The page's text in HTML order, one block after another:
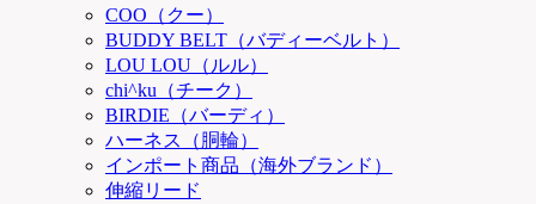
COO（クー）
BUDDY BELT（バディーベルト）
LOU LOU（ルル）
chi^ku（チーク）
BIRDIE（バーディ）
ハーネス（胴輪）
インポート商品（海外ブランド）
伸縮リード